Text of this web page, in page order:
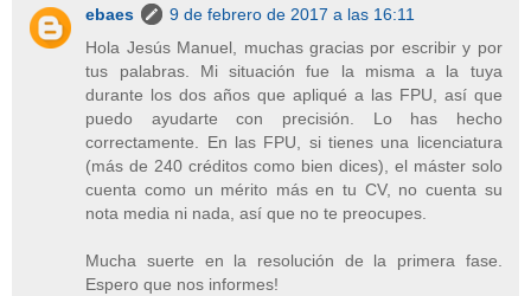
ebaes
9 de febrero de 2017 a las 16:11
Hola Jesús Manuel, muchas gracias por escribir y por
tus palabras. Mi situación fue la misma a la tuya
durante los dos años que apliqué a las FPU, así que
puedo ayudarte con precisión. Lo has hecho
correctamente. En las FPU, si tienes una licenciatura
(más de 240 créditos como bien dices), el máster solo
cuenta como un mérito más en tu CV, no cuenta su
nota media ni nada, así que no te preocupes.
Mucha suerte en la resolución de la primera fase.
Espero que nos informes!